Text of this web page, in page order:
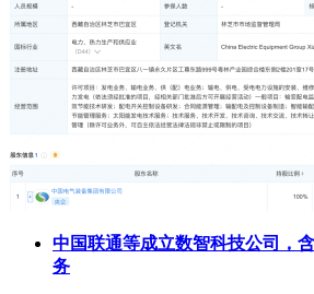
中国联通等成立数智科技公司，
务